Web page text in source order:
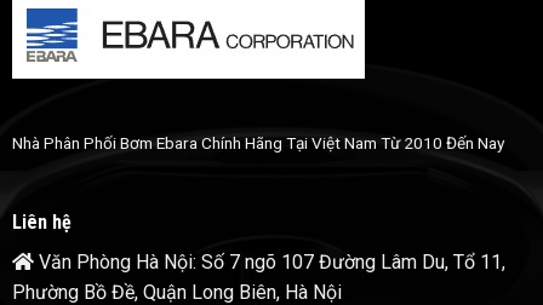
Nhà Phân Phối Bơm Ebara Chính Hãng Tại Việt Nam Từ 2010 Đến Nay
Liên hệ
Văn Phòng Hà Nội: Số 7 ngõ 107 Đường Lâm Du, Tổ 11,
Phường Bồ Đề, Quận Long Biên, Hà Nội